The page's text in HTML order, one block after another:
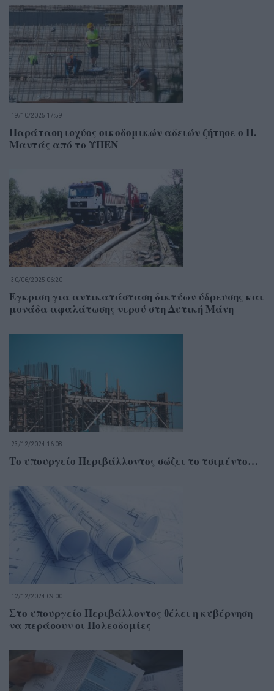
19/10/2025 17:59
Παράταση ισχύος οικοδομικών αδειών ζήτησε ο Π.
Μαντάς από το ΥΠΕΝ
30/06/2025 06:20
Έγκριση για αντικατάσταση δικτύων ύδρευσης και
μονάδα αφαλάτωσης νερού στη Δυτική Μάνη
23/12/2024 16:08
Το υπουργείο Περιβάλλοντος σώζει το τσιμέντο…
12/12/2024 09:00
Στο υπουργείο Περιβάλλοντος θέλει η κυβέρνηση
να περάσουν οι Πολεοδομίες